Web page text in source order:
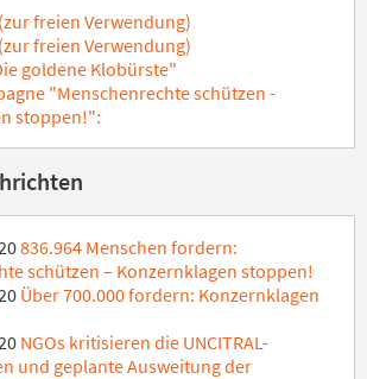
freien Verwendung)
freien Verwendung)
goldene Klobürste"
"Menschenrechte schützen -
stoppen!":
836.964 Menschen fordern:
schützen – Konzernklagen stoppen!
Über 700.000 fordern: Konzernklagen
NGOs kritisieren die UNCITRAL-
und geplante Ausweitung der